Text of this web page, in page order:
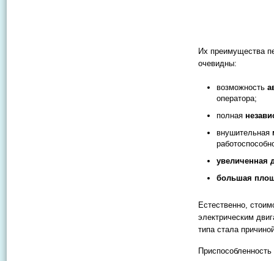
Их преимущества
очевидны:
возможность
оператора;
полная
внушительная
увеличенная
большая
Естественно,
электрическим
типа стала